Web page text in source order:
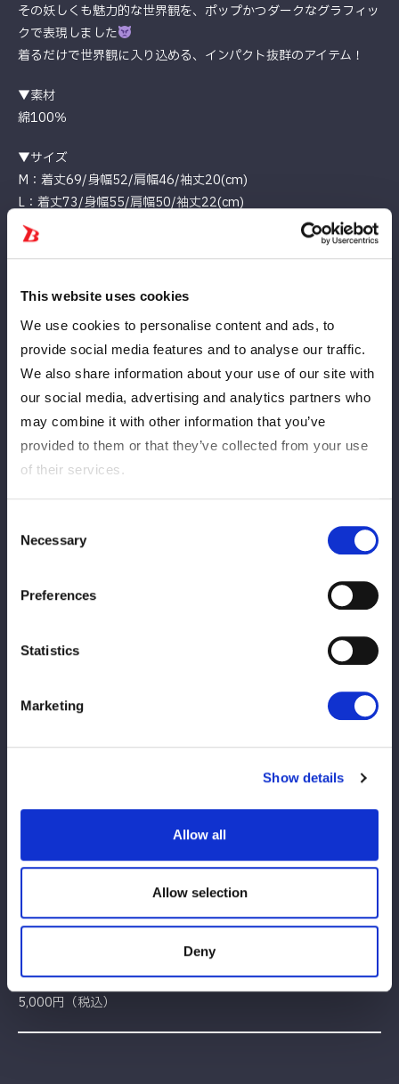
This website uses cookies
We use cookies to personalise content and ads, to
provide social media features and to analyse our traffic.
We also share information about your use of our site with
our social media, advertising and analytics partners who
may combine it with other information that you’ve
provided to them or that they’ve collected from your use
of their services.
Selection
Necessary
Preferences
Statistics
Marketing
Show details
Allow all
Allow selection
Deny
その妖しくも魅力的な世界観を、ポップかつダークなグラフィッ
クで表現しました
着るだけで世界観に入り込める、インパクト抜群のアイテム！
▼素材
綿100％
▼サイズ
M：着丈69/身幅52/肩幅46/袖丈20(cm)
L：着丈73/身幅55/肩幅50/袖丈22(cm)
XL：着丈77/身幅58/肩幅54/袖丈24(cm)
XXL ：着丈81/身幅63/肩幅57/袖丈25(cm)
▼価格
▼『梨杏Tシャツ』
▼商品説明
したTシャツが登場
キャラクター感たっぷりのデザインと鮮やかなピンクカラーで、
会場でも街でも目を惹くこと間違いなし！
綿100％
M：身丈70/身幅52/肩幅47/袖丈20(cm)
L：身丈74/身幅55/肩幅50/袖丈22(cm)
XL：身丈78/身幅58/肩幅53/袖丈24(cm)
▼価格
5,000円（税込）